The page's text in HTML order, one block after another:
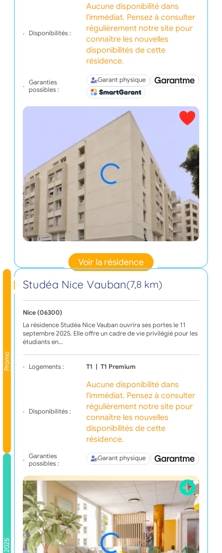
Disponibilités :
Aucune disponibilité dans
l'immédiat. Pensez à consulter
régulièrement notre site pour
connaître les nouvelles
disponibilités de cette
résidence.
Garanties
possibles :
Garant physique
Voir la résidence
Promo
2025
Studéa Nice Vauban(7,8 km)
Nice (06300)
La résidence Studéa Nice Vauban ouvrira ses portes le 11
septembre 2025. Elle offre un cadre de vie privilégié pour les
étudiants en…
Logements : T1 | T1 Premium
Disponibilités :
Aucune disponibilité dans
l'immédiat. Pensez à consulter
régulièrement notre site pour
connaître les nouvelles
disponibilités de cette
résidence.
Garanties
possibles :
Garant physique